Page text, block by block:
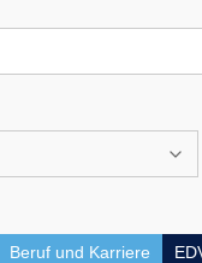
Beruf und Karriere